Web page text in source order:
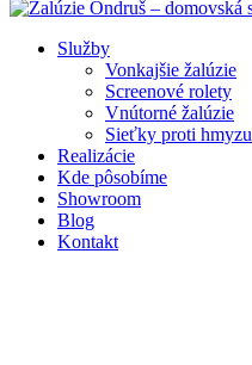
Služby
Vonkajšie žalúzie
Screenové rolety
Vnútorné žalúzie
Sieťky proti hmyzu
Realizácie
Kde pôsobíme
Showroom
Blog
Kontakt